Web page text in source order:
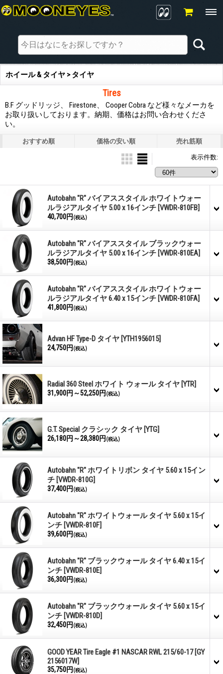
ホイール & タイヤ > タイヤ
Tires
B.F グッドリッジ、 Firestone、 Cooper Cobra など様々なメーカを
お取り扱いしております。納期、価格はお問い合わせくださ
い。
おすすめ順 価格の安い順 売れ筋順
表示件数:
Autobahn "R" バイアススタイル ホワイトウォー
ルラジアルタイヤ 5.00 x 16インチ [VWDR-810FB]
40,700円 (税込)
Autobahn "R" バイアススタイル ブラックウォー
ルラジアルタイヤ 5.00 x 16インチ [VWDR-810EA]
38,500円 (税込)
Autobahn "R" バイアススタイル ホワイトウォー
ルラジアルタイヤ 6.40 x 15インチ [VWDR-810FA]
41,800円 (税込)
Advan HF Type-D タイヤ [YTH1956015]
24,750円 (税込)
Radial 360 Steel ホワイト ウォール タイヤ [YTR]
31,900円～52,250円 (税込)
G.T. Special クラシック タイヤ [YTG]
26,180円～28,380円 (税込)
Autobahn "R" ホワイトリボン タイヤ 5.60 x 15イン
チ [VWDR-810G]
37,400円 (税込)
Autobahn "R" ホワイトウォール タイヤ 5.60 x 15イ
ンチ [VWDR-810F]
39,600円 (税込)
Autobahn "R" ブラックウォール タイヤ 6.40 x 15イ
ンチ [VWDR-810E]
36,300円 (税込)
Autobahn "R" ブラックウォール タイヤ 5.60 x 15イ
ンチ [VWDR-810D]
32,450円 (税込)
GOOD YEAR Tire Eagle #1 NASCAR RWL 215/60-17 [GY
2156017W]
35,750円 (税込)